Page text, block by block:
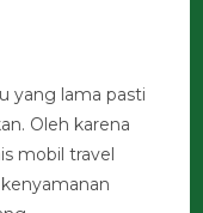
yang lama pasti
Oleh karena
mobil travel